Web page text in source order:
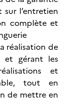
l’entretien
complète et
réalisation de
et gérant les
et
tout en
de mettre en